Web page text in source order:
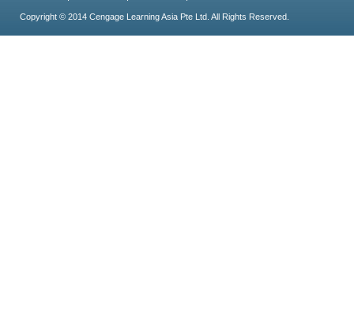
Copyright © 2014 Cengage Learning Asia Pte Ltd. All Rights Reserved.